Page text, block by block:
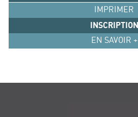
IMPRIMER
INSCRIPTION
EN SAVOIR +